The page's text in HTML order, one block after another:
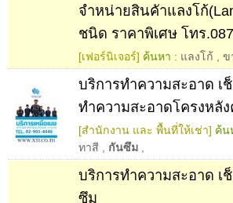
จำหน่ายสินคัาแลงโก้
ชนิด ราคาพิเศษ โทร
[เฟอร์นิเจอร์] ค้นหา : แลงโก้ ข
บริการทำความสะอาด
ทำความสะอาดโครงหลัง
[สำนักงาน และ พื้นที่ให้เช่า] ค้น
ทาสี
กันซึม
บริการทำความสะอาด เ
ซึม